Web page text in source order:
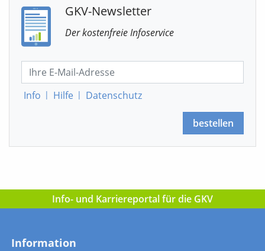
GKV-Newsletter
Der kostenfreie Infoservice
Info | Hilfe | Datenschutz
bestellen
Info- und Karriereportal für die GKV
Information